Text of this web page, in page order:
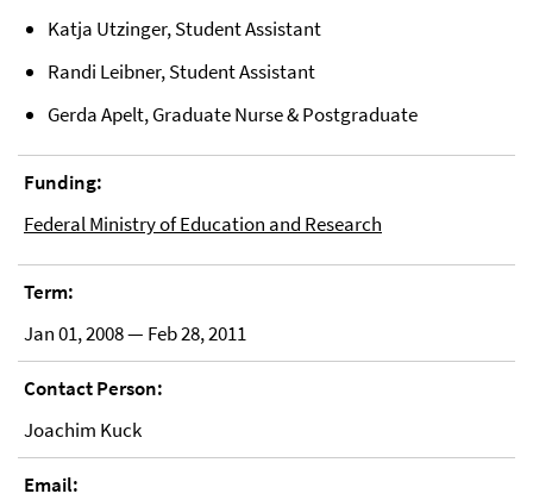
Katja Utzinger, Student Assistant
Randi Leibner, Student Assistant
Gerda Apelt, Graduate Nurse & Postgraduate
Funding:
Federal Ministry of Education and Research
Term:
Jan 01, 2008 — Feb 28, 2011
Contact Person:
Joachim Kuck
Email: